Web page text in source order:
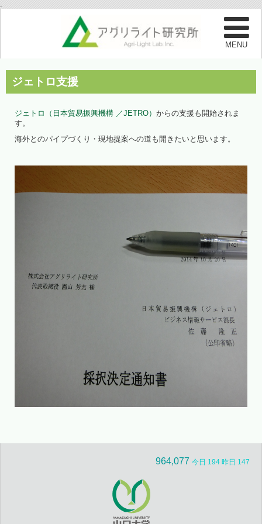
.
ジェトロ支援
ジェトロ（日本貿易振興機構 ／JETRO） からの支援も開始されま
す。
海外とのパイプづくり・現地提案への道も開きたいと思います。
964,077 今日 194 昨日 147